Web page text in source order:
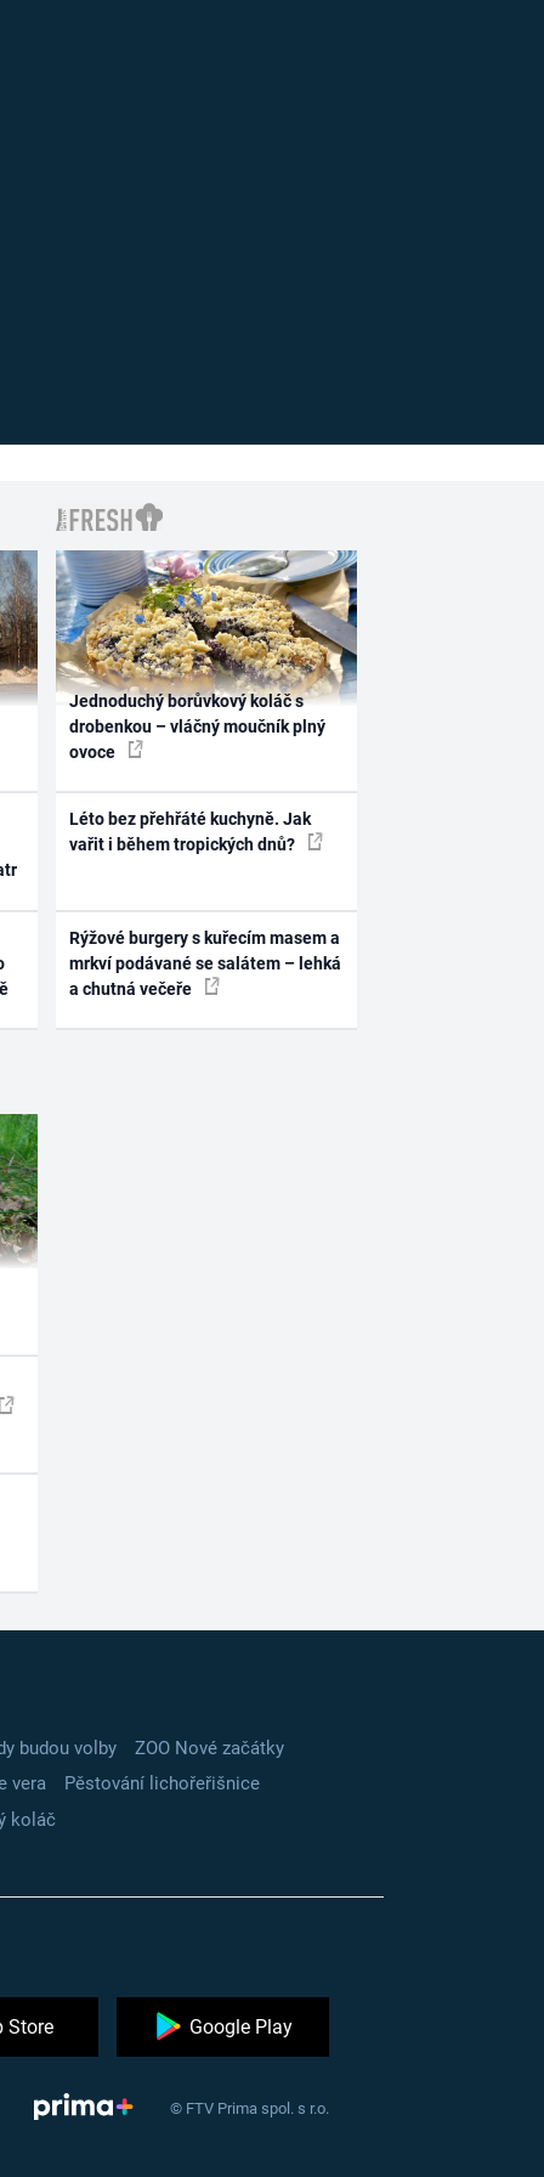
Jednoduchý borůvkový koláč s
drobenkou – vláčný moučník plný
ovoce
Léto bez přehřáté kuchyně. Jak
vařit i během tropických dnů?
Rýžové burgery s kuřecím masem a
mrkví podávané se salátem – lehká
a chutná večeře
budou volby
ZOO Nové začátky
vera
Pěstování lichořeřišnice
koláč
Store Google Play
© FTV Prima spol. s r.o.